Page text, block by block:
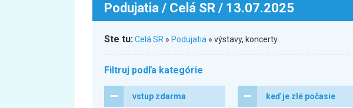
Podujatia / Celá SR / 13.07.2025
Ste tu:Celá SR » Podujatia » výstavy, koncerty
Filtruj podľa kategórie
vstup zdarma keď je zlé počasie